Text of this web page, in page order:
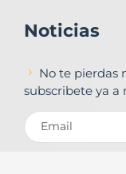
Noticias
No te pierdas
subscribete ya a